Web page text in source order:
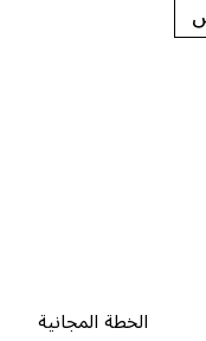
الخطة المجانية